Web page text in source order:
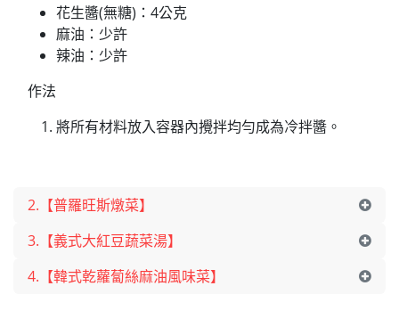
花生醬(無糖)：4公克
麻油：少許
辣油：少許
作法
將所有材料放入容器內攪拌均勻成為冷拌醬。
2.【普羅旺斯燉菜】
​​​​3.【義式大紅豆蔬菜湯】
4.【韓式乾蘿蔔絲麻油風味菜】​​​​